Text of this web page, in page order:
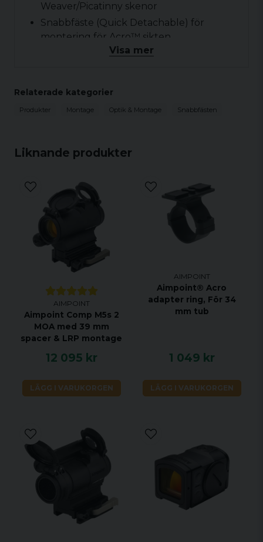
Liknande produkter
AIMPOINT
Aimpoint Comp M5s 2
MOA med 39 mm
spacer & LRP montage
12 095 kr
LÄGG I VARUKORGEN
AIMPOINT
Aimpoint® Acro
adapter ring, För 34
mm tub
1 049 kr
LÄGG I VARUKORGEN
Weaver/Picatinny skenor
Snabbfäste (Quick Detachable) för
montering för Acro™ sikten
Höjer den optiska axeln till 39 mm
Visa mer
Relaterade kategorier
Produkter Montage Optik & Montage Snabbfästen